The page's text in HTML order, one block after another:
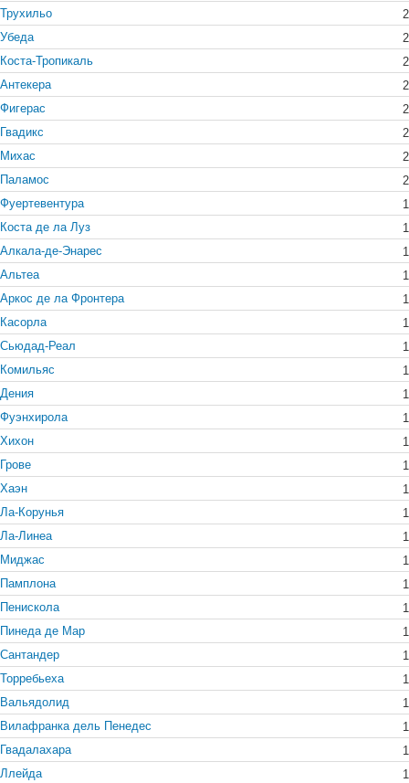
Трухильо
2
Убеда
2
Коста-Тропикаль
2
Антекера
2
Фигерас
2
Гвадикс
2
Михас
2
Паламос
2
Фуертевентура
1
Коста де ла Луз
1
Алкала-де-Энарес
1
Альтеа
1
Аркос де ла Фронтера
1
Касорла
1
Сьюдад-Реал
1
Комильяс
1
Дения
1
Фуэнхирола
1
Хихон
1
Грове
1
Хаэн
1
Ла-Корунья
1
Ла-Линеа
1
Миджас
1
Памплона
1
Пенискола
1
Пинеда де Мар
1
Сантандер
1
Торребьеха
1
Вальядолид
1
Вилафранка дель Пенедес
1
Гвадалахара
1
Ллейда
1